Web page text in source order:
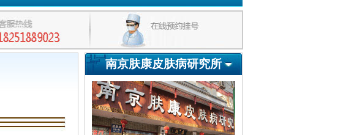
南京肤康皮肤病研究所